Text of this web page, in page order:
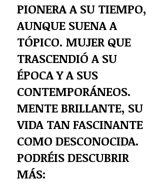
PIONERA A SU TIEMPO,
AUNQUE SUENA A
TÓPICO. MUJER QUE
TRASCENDIÓ A SU
ÉPOCA Y A SUS
CONTEMPORÁNEOS.
MENTE BRILLANTE, SU
VIDA TAN FASCINANTE
COMO DESCONOCIDA.
PODRÉIS DESCUBRIR
MÁS: